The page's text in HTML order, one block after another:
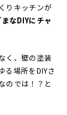
りキッチンが
なDIYにチャ
く、壁の塗装
る場所をDIYさ
のでは！？と